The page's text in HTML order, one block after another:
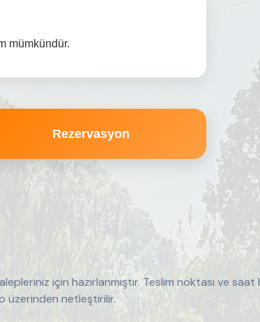
mümkündür.
Rezervasyon
için hazırlanmıştır. Teslim noktası ve
üzerinden netleştirilir.